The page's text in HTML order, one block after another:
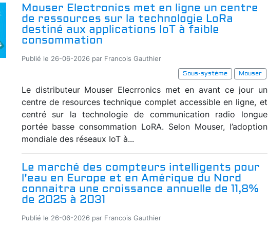
Mouser Electronics met en ligne un centre
de ressources sur la technologie LoRa
destiné aux applications IoT à faible
consommation
Publié le 26-06-2026 par Francois Gauthier
Sous-système
Mouser
Le distributeur Mouser Elecrronics met en avant ce jour un
centre de resources technique complet accessible en ligne, et
centré sur la technologie de communication radio longue
portée basse consommation LoRA. Selon Mouser, l’adoption
mondiale des réseaux IoT à...
Le marché des compteurs intelligents pour
l'eau en Europe et en Amérique du Nord
connaitra une croissance annuelle de 11,8%
de 2025 à 2031
Publié le 26-06-2026 par Francois Gauthier